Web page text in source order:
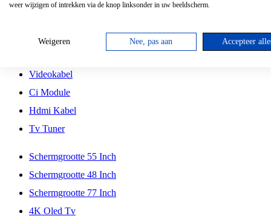
Antennekabel
Videokabel
Ci Module
Hdmi Kabel
Tv Tuner
Schermgrootte 55 Inch
Schermgrootte 48 Inch
Schermgrootte 77 Inch
4K Oled Tv
weer wijzigen of intrekken via de knop linksonder in uw beeldscherm.
Weigeren Nee, pas aan Accepteer